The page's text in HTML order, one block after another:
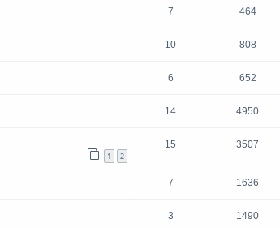
7 464
10 808
6 652
14 4950
1 2
15 3507
7 1636
3 1490